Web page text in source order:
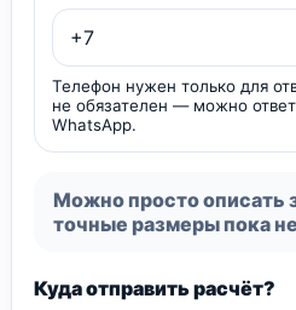
Телефон нужен только для
не обязателен — можно
WhatsApp.
Можно просто описать
точные размеры пока
Куда отправить расчёт?